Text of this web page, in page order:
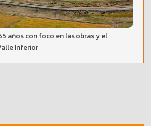
años con foco en las obras y el
Inferior